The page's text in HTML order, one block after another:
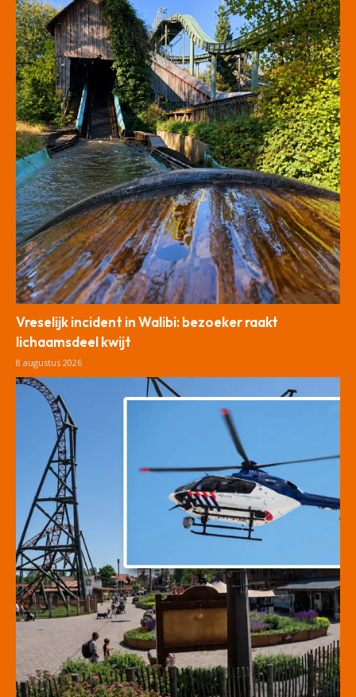
Vreselijk incident in Walibi: bezoeker raakt
lichaamsdeel kwijt
8 augustus 2026